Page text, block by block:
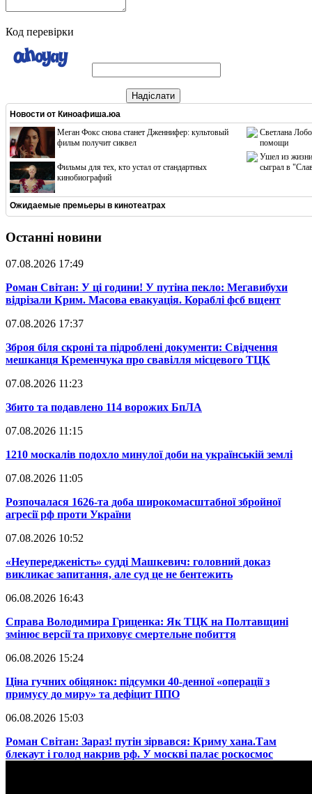
Код перевірки
Надіслати
Новости от Киноафиша.юа
Меган Фокс снова станет Дженнифер: культовый
фильм получит сиквел
Фильмы для тех, кто устал от стандартных
кинобиографий
Светлана
помощи
Ушел из жизни
сыграл в
Ожидаемые премьеры в кинотеатрах
Останні новини
07.08.2026 17:49
​Роман Світан: У ці години! У путіна пекло: Мегавибухи
відрізали Крим. Масова евакуація. Кораблі фсб вщент
07.08.2026 17:37
​Зброя біля скроні та підроблені документи: Свідчення
мешканця Кременчука про свавілля місцевого ТЦК
07.08.2026 11:23
​Збито та подавлено 114 ворожих БпЛА
07.08.2026 11:15
​1210 москалів подохло минулої доби на українській землі
07.08.2026 11:05
​Розпочалася 1626-та доба широкомасштабної збройної
агресії рф проти України
07.08.2026 10:52
​«Неупередженість» судді Машкевич: головний доказ
викликає запитання, але суд це не бентежить
06.08.2026 16:43
​Справа Володимира Гриценка: Як ТЦК на Полтавщині
змінює версії та приховує смертельне побиття
06.08.2026 15:24
​Ціна гучних обіцянок: підсумки 40-денної «операції з
примусу до миру» та дефіцит ППО
06.08.2026 15:03
​Роман Світан: Зараз! путін зірвався: Криму хана.Там
блекаут і голод накрив рф. У москві палає роскосмос